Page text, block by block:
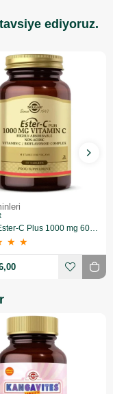
ediyoruz.
Solgar Ester-C Plus 1000 mg 60 Kapsül
★ ★